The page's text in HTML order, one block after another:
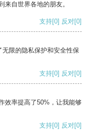
来自世界各地的朋友。
支持[0] 反对[0]
限的隐私保护和安全性保
支持[0] 反对[0]
效率提高了50%，让我能够
支持[0] 反对[0]